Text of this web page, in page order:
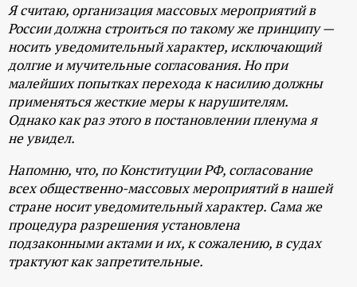
Я считаю, организация массовых мероприятий в
России должна строиться по такому же принципу —
носить уведомительный характер, исключающий
долгие и мучительные согласования. Но при
малейших попытках перехода к насилию должны
применяться жесткие меры к нарушителям.
Однако как раз этого в постановлении пленума я
не увидел.
Напомню, что, по Конституции РФ, согласование
всех общественно-массовых мероприятий в нашей
стране носит уведомительный характер. Сама же
процедура разрешения установлена
подзаконными актами и их, к сожалению, в судах
трактуют как запретительные.